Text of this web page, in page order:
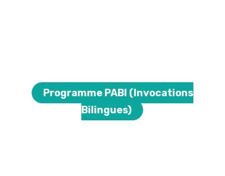
Programme PABI (Invocations
Bilingues)